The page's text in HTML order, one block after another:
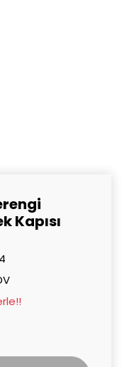
Kapısı